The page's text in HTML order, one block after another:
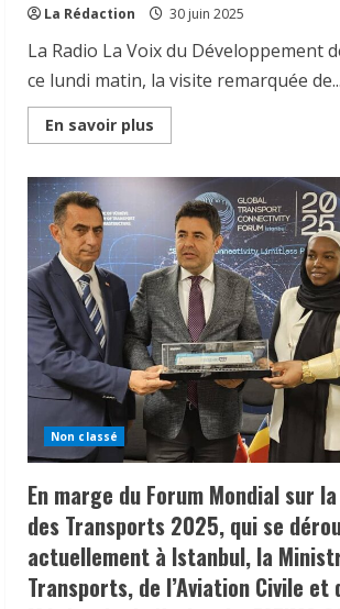
La Rédaction 30 juin 2025
La Radio La Voix du Développement
ce lundi matin, la visite remarquée de...
En savoir plus
more
|
ANEGUE
IRE
Diane
fait
une
donation
à
la
Radio
La
Voix
du
Développement
de
Béré.
Non classé
En marge du Forum Mondial sur
des Transports 2025, qui se
actuellement à Istanbul, la
Transports, de l’Aviation Civile et